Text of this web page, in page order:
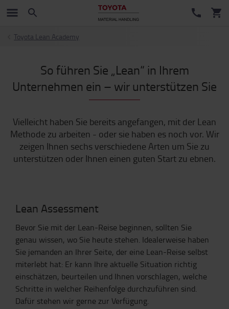
Toyota Lean Academy
So führen Sie „Lean“ in Ihrem
Unternehmen ein – wir unterstützen Sie
Vielleicht haben Sie bereits angefangen, mit der Lean
Methode zu arbeiten - oder sie haben es noch vor. Wir
zeigen Ihnen sechs verschiedene Arten um Sie zu
unterstützen oder Ihnen einen guten Start zu ebnen.
Lean Assessment
Bevor Sie mit der Lean-Reise beginnen, sollten Sie
genau wissen, wo Sie heute stehen. Idealerweise haben
Sie jemanden an Ihrer Seite, der eine Lean-Reise selbst
miterlebt hat: Er kann Ihre aktuelle Situation richtig
einschätzen, beurteilen und Ihnen vorschlagen, welche
Schritte in welcher Reihenfolge durchzuführen sind.
Dafür stehen wir gerne zur Verfügung.